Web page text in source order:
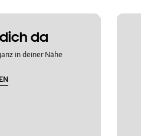
da
in deiner Nähe